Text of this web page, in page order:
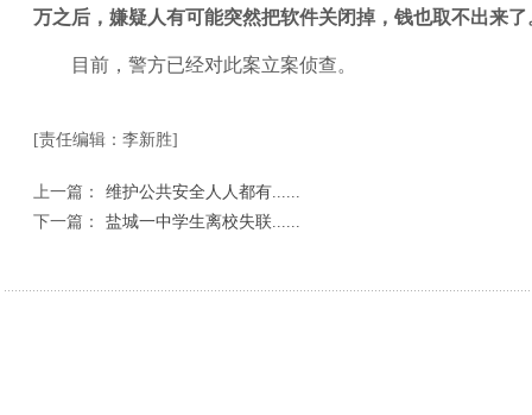
万之后，嫌疑人有可能突然把软件关闭掉，钱也取不出来了
目前，警方已经对此案立案侦查。
[责任编辑：李新胜]
上一篇：
维护公共安全人人都有......
下一篇：
盐城一中学生离校失联......